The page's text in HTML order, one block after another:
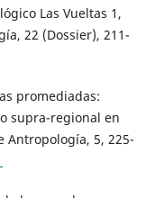
Las Vueltas 1,
22 (Dossier), 211-
promediadas:
supra-regional en
Antropología, 5, 225-